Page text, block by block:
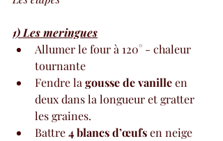
1) Les meringues
Allumer le four à 120° - chaleur
tournante
Fendre la gousse de vanille en
deux dans la longueur et gratter
les graines.
Battre 4 blancs d’œufs en neige